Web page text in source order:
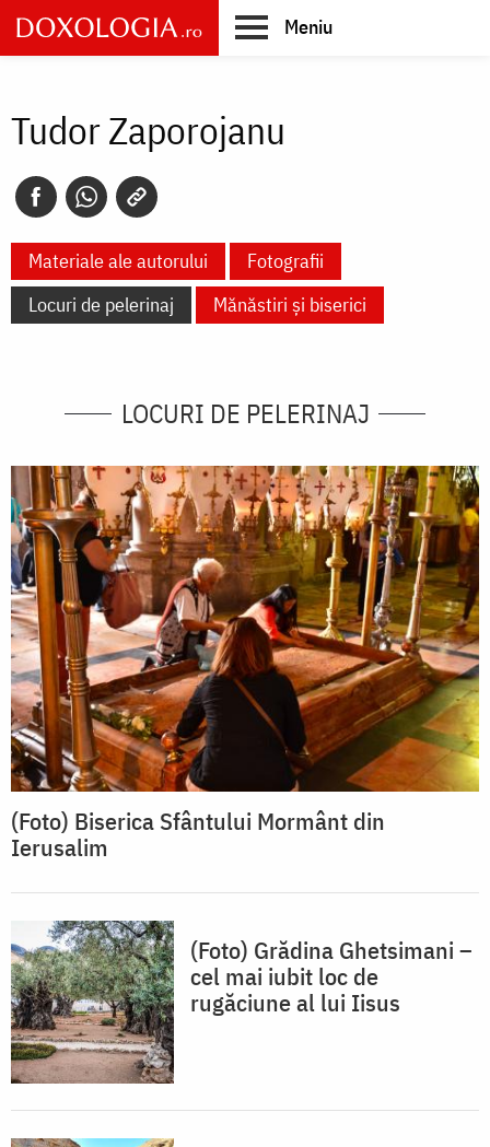
Skip
to
main
Meniu
Tudor Zaporojanu
Materiale ale autorului
Fotografii
Locuri de pelerinaj
Mănăstiri și biserici
LOCURI DE PELERINAJ
(Foto) Biserica Sfântului Mormânt din
Ierusalim
(Foto) Grădina Ghetsimani –
cel mai iubit loc de
rugăciune al lui Iisus